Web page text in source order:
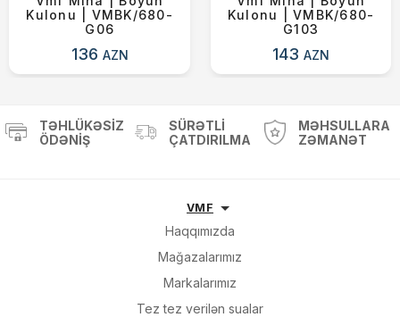
Kulonu | VMBK/680-
G06
136 AZN
Kulonu | VMBK/680-
G103
143AZN
TƏHLÜKƏSIZ
ÖDƏNIŞ
SÜRƏTLI
ÇATDIRILMA
MƏHSULLARA
ZƏMANƏT
VMF
Haqqımızda
Mağazalarımız
Markalarımız
Tez tez verilən sualar